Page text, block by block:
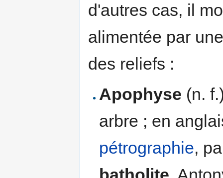
d'autres cas, il
alimentée par
des reliefs :
Apophyse (n.
arbre ; en
pétrographie,